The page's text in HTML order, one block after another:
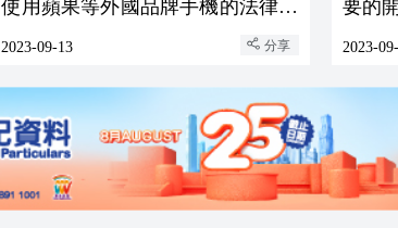
使用蘋果等外國品牌手機的法律法
2023-09-13 分享
要的
2023-